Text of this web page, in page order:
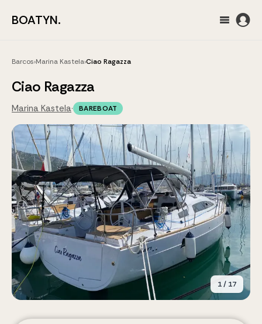
BOATYN.
Barcos›Marina Kastela›Ciao Ragazza
Ciao Ragazza
Marina Kastela· BAREBOAT
1/ 17